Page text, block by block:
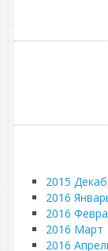
2015
2016
2016
2016 Март
2016